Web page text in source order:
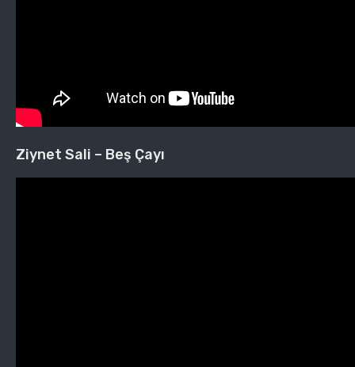
Ziynet Sali – Beş Çayı